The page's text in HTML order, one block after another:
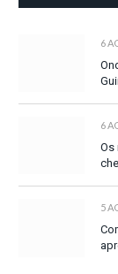
6
6
Os
5